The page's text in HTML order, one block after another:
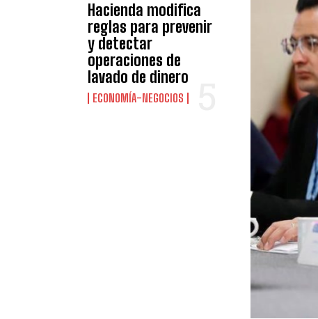
Hacienda modifica
reglas para prevenir
y detectar
operaciones de
lavado de dinero
ECONOMÍA-NEGOCIOS